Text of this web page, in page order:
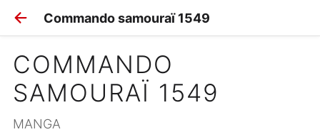
Commando samouraï 1549
COMMANDO
SAMOURAÏ 1549
MANGA